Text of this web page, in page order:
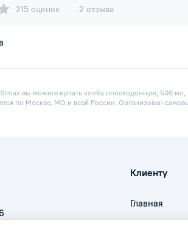
215 оценок 2 отзыва
Simax вы можете купить колбу плоскодонную, 500
по Москве, МО и всей России. Организован
Клиенту
Главная
Оплата